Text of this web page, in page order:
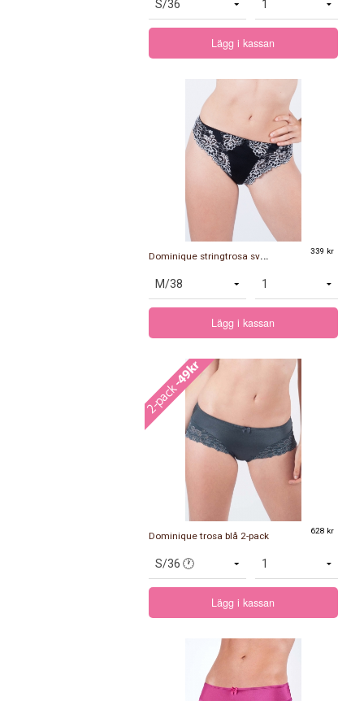
Lägg i kassan
D
ominique stringtrosa svart/silver 339 kr
Lägg i kassan
Dominique trosa blå 2-pack 628 kr
Lägg i kassan